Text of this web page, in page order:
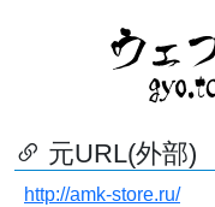
元URL(外部)
http://amk-store.ru/